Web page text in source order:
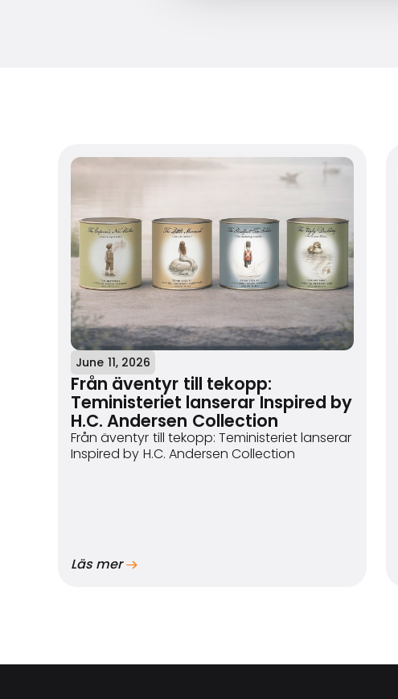
June 11, 2026
Från äventyr till tekopp:
Teministeriet lanserar Inspired by
H.C. Andersen Collection
Från äventyr till tekopp: Teministeriet lanserar
Inspired by H.C. Andersen Collection
Läs mer